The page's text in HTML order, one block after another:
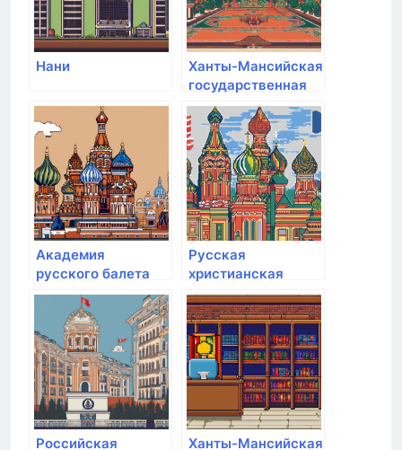
Нани
Ханты-Мансийская
государственная
медицинская
академия
Академия
русского балета
им. А.Я. Вагановой
Русская
христианская
гуманитарная
академия им. Ф.М.
Достоевского
Российская Ханты-Мансийская